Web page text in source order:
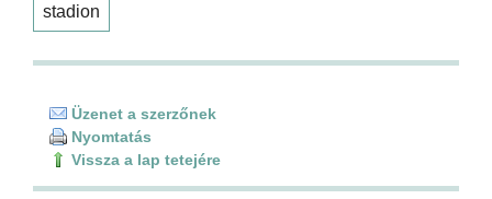
stadion
Üzenet a szerzőnek
Nyomtatás
Vissza a lap tetejére